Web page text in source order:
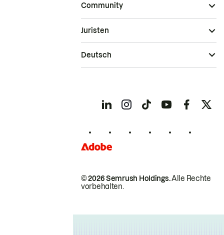
Community
© 2026 Semrush Holdings.Alle Rechte
vorbehalten.
Juristen
Deutsch